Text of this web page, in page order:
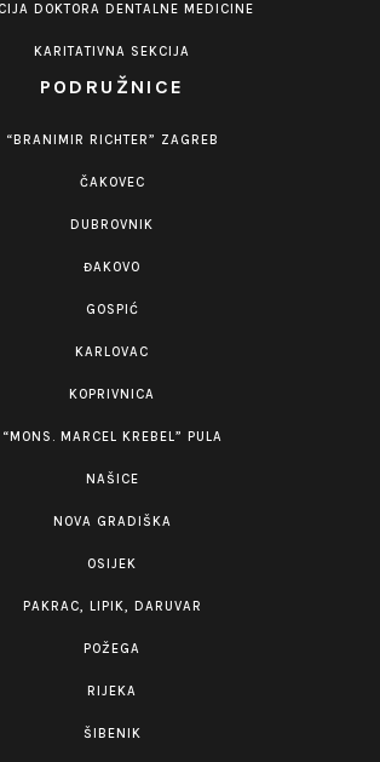
DOKTORA DENTALNE MEDICINE
KARITATIVNA SEKCIJA
PODRUŽNICE
“BRANIMIR RICHTER” ZAGREB
ČAKOVEC
DUBROVNIK
ĐAKOVO
GOSPIĆ
KARLOVAC
KOPRIVNICA
“MONS. MARCEL KREBEL” PULA
NAŠICE
NOVA GRADIŠKA
OSIJEK
PAKRAC, LIPIK, DARUVAR
POŽEGA
RIJEKA
ŠIBENIK